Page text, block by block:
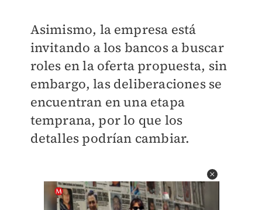
Asimismo, la empresa está
invitando a los bancos a buscar
roles en la oferta propuesta, sin
embargo, las deliberaciones se
encuentran en una etapa
temprana, por lo que los
detalles podrían cambiar.